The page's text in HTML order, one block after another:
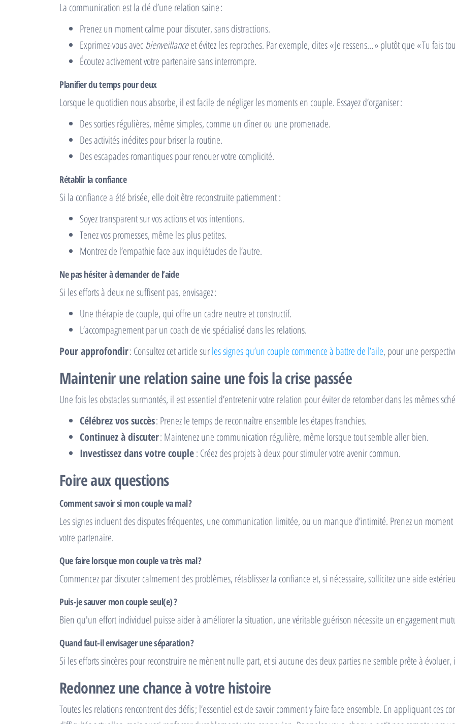
La communication est la clé d’une relation saine :
Prenez un moment calme pour discuter, sans distractions.
Exprimez-vous avecbienveillanceet évitez les reproches. Par exemple, dites « Je ressens… » plutôt que « Tu fais
Écoutez activement votre partenaire sans interrompre.
Planifier du temps pour deux
Lorsque le quotidien nous absorbe, il est facile de négliger les moments en couple. Essayez d’organiser :
Des sorties régulières, même simples, comme un dîner ou une promenade.
Des activités inédites pour briser la routine.
Des escapades romantiques pour renouer votre complicité.
Rétablir la confiance
Si la confiance a été brisée, elle doit être reconstruite patiemment :
Soyez transparent sur vos actions et vos intentions.
Tenez vos promesses, même les plus petites.
Montrez de l’empathie face aux inquiétudes de l’autre.
Ne pas hésiter à demander de l’aide
Si les efforts à deux ne suffisent pas, envisagez :
Une thérapie de couple, qui offre un cadre neutre et constructif.
L’accompagnement par un coach de vie spécialisé dans les relations.
Pour approfondir: Consultez cet article surles signes qu’un couple commence à battre de l’aile, pour une
Maintenir une relation saine une fois la crise passée
Une fois les obstacles surmontés, il est essentiel d’entretenir votre relation pour éviter de retomber dans les mêmes
Célébrez vos succès: Prenez le temps de reconnaître ensemble les étapes franchies.
Continuez à discuter: Maintenez une communication régulière, même lorsque tout semble aller bien.
Investissez dans votre couple: Créez des projets à deux pour stimuler votre avenir commun.
Foire aux questions
Comment savoir si mon couple va mal ?
Les signes incluent des disputes fréquentes, une communication limitée, ou un manque d’intimité. Prenez un
votre partenaire.
Que faire lorsque mon couple va très mal ?
Commencez par discuter calmement des problèmes, rétablissez la confiance et, si nécessaire, sollicitez une aide
Puis-je sauver mon couple seul(e) ?
Bien qu'un effort individuel puisse aider à améliorer la situation, une véritable guérison nécessite un engagement
Quand faut-il envisager une séparation ?
Si les efforts sincères pour reconstruire ne mènent nulle part, et si aucune des deux parties ne semble prête à
Redonnez une chance à votre histoire
Toutes les relations rencontrent des défis ; l’essentiel est de savoir comment y faire face ensemble. En appliquant ces